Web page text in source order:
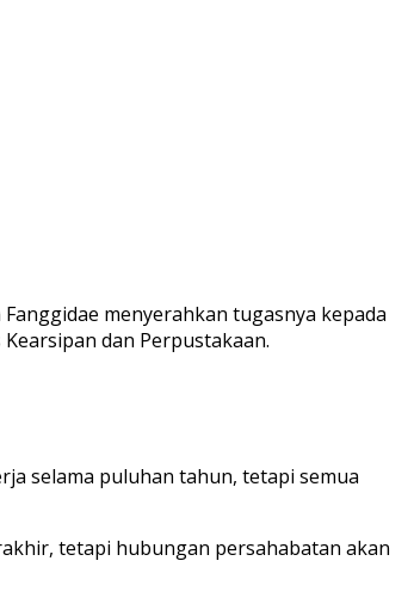
menyerahkan tugasnya kepada
dan Perpustakaan.
selama puluhan tahun, tetapi semua
tetapi hubungan persahabatan akan